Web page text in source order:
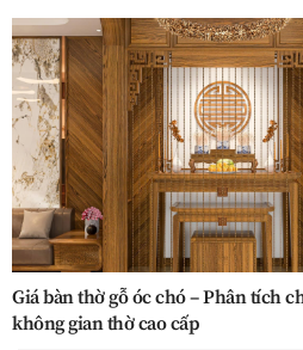
Giá bàn thờ gỗ óc chó – Phân tích
không gian thờ cao cấp